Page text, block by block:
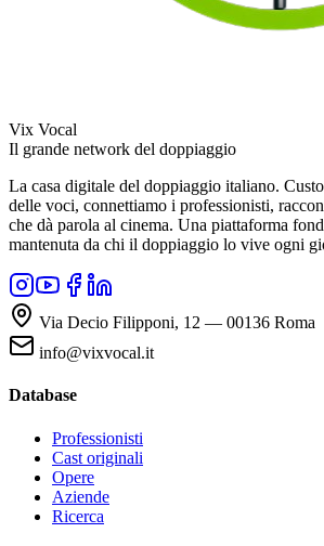
Vix Vocal
Il grande network del doppiaggio
La casa digitale del doppiaggio italiano.
delle voci, connettiamo i professionisti,
che dà parola al cinema. Una piattaforma
mantenuta da chi il doppiaggio lo vive ogni
Via Decio Filipponi, 12 — 00136 Roma
info@vixvocal.it
Database
Professionisti
Cast originali
Opere
Aziende
Ricerca